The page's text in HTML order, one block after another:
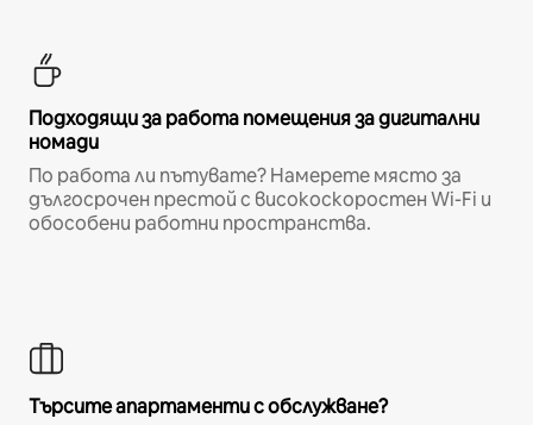
Подходящи за работа помещения за дигитални
номади
По работа ли пътувате? Намерете място за
дългосрочен престой с високоскоростен Wi-Fi и
обособени работни пространства.
Търсите апартаменти с обслужване?